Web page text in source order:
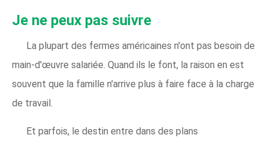
Je ne peux pas suivre
La plupart des fermes américaines n'ont pas besoin de
main-d'œuvre salariée. Quand ils le font, la raison en est
souvent que la famille n'arrive plus à faire face à la charge
de travail.
Et parfois, le destin entre dans des plans